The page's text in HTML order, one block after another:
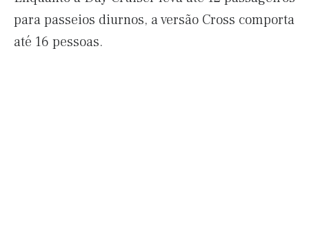
para passeios diurnos, a versão Cross comporta
até 16 pessoas.